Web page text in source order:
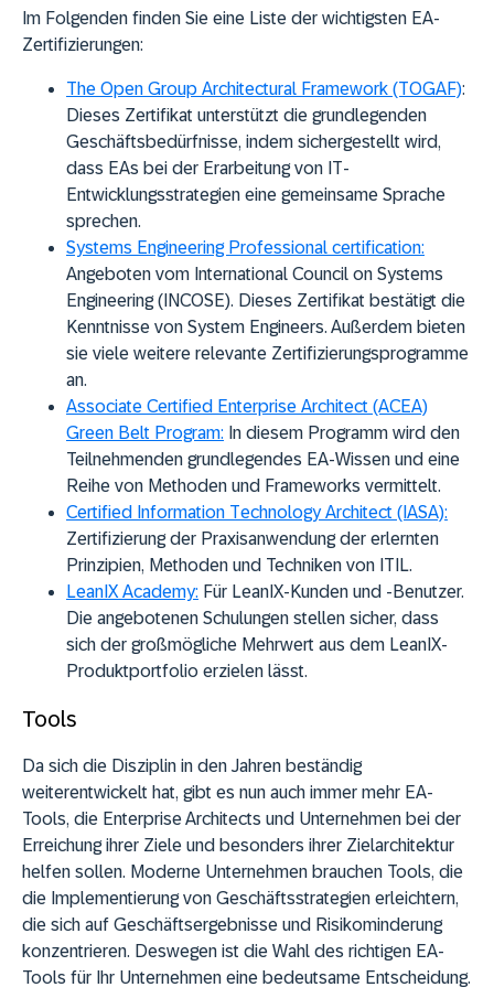
Im Folgenden finden Sie eine Liste der wichtigsten EA-
Zertifizierungen:
The Open Group Architectural Framework (TOGAF):
Dieses Zertifikat unterstützt die grundlegenden
Geschäftsbedürfnisse, indem sichergestellt wird,
dass EAs bei der Erarbeitung von IT-
Entwicklungsstrategien eine gemeinsame Sprache
sprechen.
Systems Engineering Professional certification:
Angeboten vom International Council on Systems
Engineering (INCOSE). Dieses Zertifikat bestätigt die
Kenntnisse von System Engineers. Außerdem bieten
sie viele weitere relevante Zertifizierungsprogramme
an.
Associate Certified Enterprise Architect (ACEA)
Green Belt Program: In diesem Programm wird den
Teilnehmenden grundlegendes EA-Wissen und eine
Reihe von Methoden und Frameworks vermittelt.
Certified Information Technology Architect (IASA):
Zertifizierung der Praxisanwendung der erlernten
Prinzipien, Methoden und Techniken von ITIL.
LeanIX Academy: Für LeanIX-Kunden und -Benutzer.
Die angebotenen Schulungen stellen sicher, dass
sich der großmögliche Mehrwert aus dem LeanIX-
Produktportfolio erzielen lässt.
Tools
Da sich die Disziplin in den Jahren beständig
weiterentwickelt hat, gibt es nun auch immer mehr EA-
Tools, die Enterprise Architects und Unternehmen bei der
Erreichung ihrer Ziele und besonders ihrer Zielarchitektur
helfen sollen. Moderne Unternehmen brauchen Tools, die
die Implementierung von Geschäftsstrategien erleichtern,
die sich auf Geschäftsergebnisse und Risikominderung
konzentrieren. Deswegen ist die Wahl des richtigen EA-
Tools für Ihr Unternehmen eine bedeutsame Entscheidung.